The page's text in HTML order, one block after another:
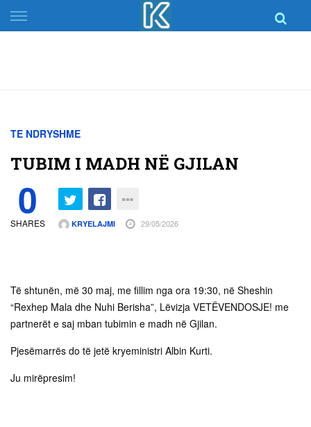
Skip
to
TE NDRYSHME
TUBIM I MADH NË GJILAN
0
SHARES KRYELAJMI 29/05/2026
Të shtunën, më 30 maj, me fillim nga ora 19:30, në Sheshin
“Rexhep Mala dhe Nuhi Berisha”, Lëvizja VETËVENDOSJE! me
partnerët e saj mban tubimin e madh në Gjilan.
Pjesëmarrës do të jetë kryeministri Albin Kurti.
Ju mirëpresim!